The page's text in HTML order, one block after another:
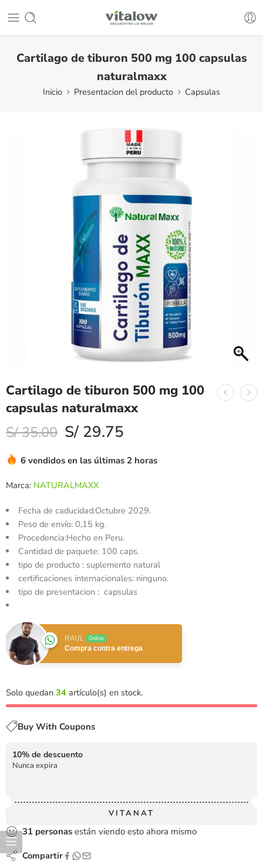
Cartilago de tiburon 500 mg 100 capsulas
naturalmaxx
Inicio Presentacion del producto Capsulas
Cartilago de tiburon 500 mg 100
capsulas naturalmaxx
S/35.00 S/ 29.75
6 vendidos en las últimas 2 horas
Marca: NATURALMAXX
Fecha de caducidad:Octubre 2029.
Peso de envío: 0,15 kg.
Procedencia:Hecho en Peru.
Cantidad de paquete: 100 caps.
tipo de producto : suplemento natural
certificaciones internacionales: ninguno.
tipo de presentacion : capsulas
RAUL Online
Compra contra entrega
Solo quedan 34 artículo(s) en stock.
Buy With Coupons
10% de descuento
Nunca expira
VITANAT
31 personas están viendo esto ahora mismo
Compartir